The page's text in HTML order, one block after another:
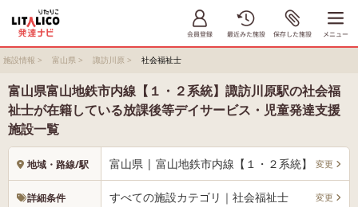
施設情報 > 富山県 > 諏訪川原 > 社会福祉士
富山県富山地鉄市内線【１・２系統】諏訪川原駅の社会福
祉士が在籍している放課後等デイサービス・児童発達支援
施設一覧
地域・路線/駅 富山県 | 富山地鉄市内線【１・２系統】 諏訪川
変更
詳細条件 すべての施設カテゴリ｜社会福祉士 変更